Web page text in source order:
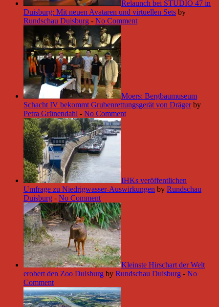
Relaunch bei STUDIO 47 in
Duisburg: Mit neuen Avataren und virtuellen Sets by
Rundschau Duisburg - No Comment
Moers: Bergbaumuseum
Schacht IV bekommt Grubenrettungsgerät von Dräger by
Petra Grünendahl - No Comment
IHKs veröffentlichen
Umfrage zu Niedrigwasser-Auswirkungen by Rundschau
Duisburg - No Comment
Kleinste Hirschart der Welt
erobert den Zoo Duisburg by Rundschau Duisburg - No
Comment